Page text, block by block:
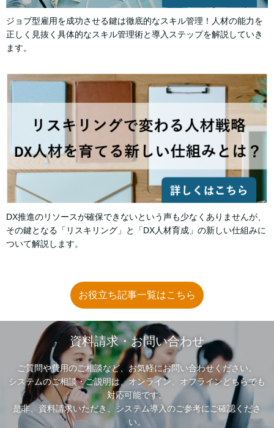
ジョブ型雇用を成功させる鍵は徹底的なスキル管理！人材の能力を
正しく見抜く具体的なスキル管理術と導入ステップを解説していき
ます。
DX推進のリソースが確保できないという声も少なくありませんが、
その鍵となる「リスキリング」と「DX人材育成」の新しい仕組みに
ついて解説します。
お役立ち記事一覧はこちら
資料請求・お問い合わせ
ご質問や費用のご相談など、お気軽にお問い合わせください。
システムのご相談・ご説明は、オンライン、オフラインどちらでも
対応可能です。
是非、資料請求いただき、システム導入のご参考にご確認くださ
い。